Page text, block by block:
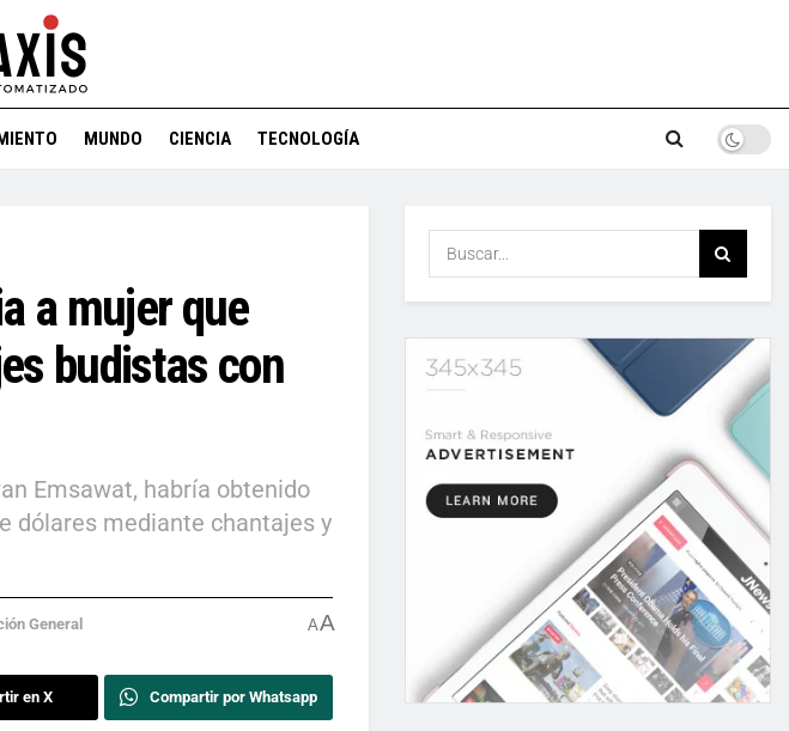
MUNDO CIENCIA TECNOLOGÍA
a mujer que
budistas con
Emsawat, habría obtenido
dólares mediante chantajes y
General AA
en X Compartir por Whatsapp